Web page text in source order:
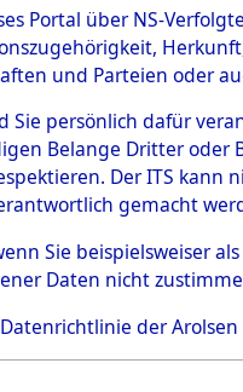
Dead -
Branch -
Portal über NS-
und Parteien oder
Sie persönlich dafür
Belange Dritter
Der ITS
gemacht
Sie beispielsweiser
Daten nicht
der Arolsen